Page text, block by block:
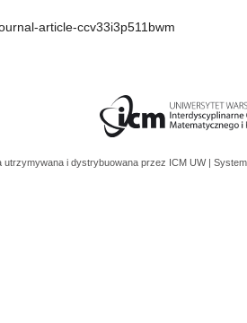
article-ccv33i3p511bwm
utrzymywana i dystrybuowana przez ICM UW |